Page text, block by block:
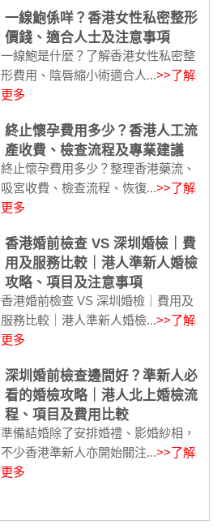
一線鮑係咩？香港女性私密整形
價錢、適合人士及注意事項
一線鮑是什麼？了解香港女性私密整
形費用、陰唇縮小術適合人...>>了解
更多
終止懷孕費用多少？香港人工流
產收費、檢查流程及專業建議
終止懷孕費用多少？整理香港藥流、
吸宮收費、檢查流程、恢復...>>了解
更多
香港婚前檢查 VS 深圳婚檢｜費
用及服務比較｜港人準新人婚檢
攻略、項目及注意事項
香港婚前檢查 VS 深圳婚檢｜費用及
服務比較｜港人準新人婚檢...>>了解
更多
深圳婚前檢查邊間好？準新人必
看的婚檢攻略｜港人北上婚檢流
程、項目及費用比較
準備結婚除了安排婚禮、影婚紗相，
不少香港準新人亦開始關注...>>了解
更多